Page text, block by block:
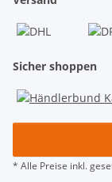
Sicher shoppen
* Alle Preise inkl.